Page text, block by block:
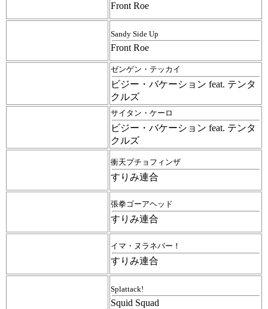
Front Roe
Sandy Side Up
Front Roe
ゼンゲン・テッカイ
ビジー・バケーション feat. テンタ
クルズ
サイタン・ケーロ
ビジー・バケーション feat. テンタ
クルズ
衝天プチョフィンザ
すりみ連合
張拳ゴーアヘッド
すりみ連合
イマ・ヌラネバー！
すりみ連合
Splattack!
Squid Squad